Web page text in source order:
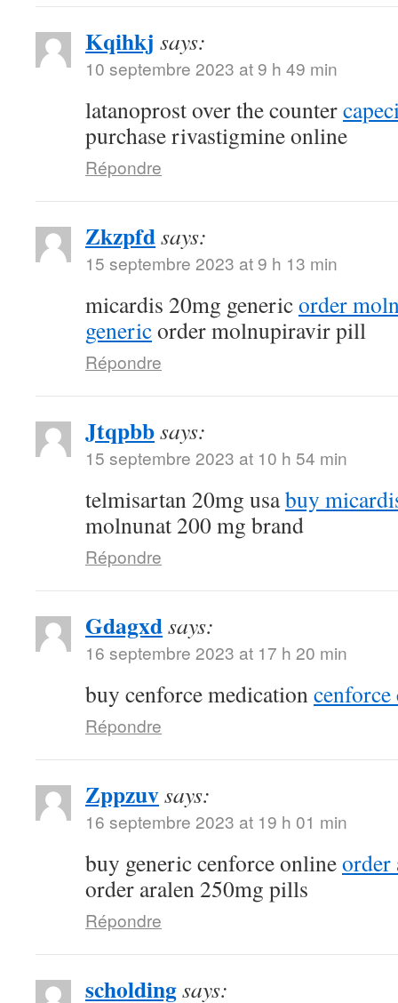
Kqihkj says:
10 septembre 2023 at 9 h 49 min
latanoprost over the counter
purchase rivastigmine online
Répondre
Zkzpfdsays:
15 septembre 2023 at 9 h 13 min
micardis 20mg genericorder
genericorder molnupiravir pill
Répondre
Jtqpbbsays:
15 septembre 2023 at 10 h 54 min
telmisartan 20mg usabuy
molnunat 200 mg brand
Répondre
Gdagxdsays:
16 septembre 2023 at 17 h 20 min
buy cenforce medicationcenforce
Répondre
Zppzuvsays:
16 septembre 2023 at 19 h 01 min
buy generic cenforce onlineorder
order aralen 250mg pills
Répondre
scholdingsays: